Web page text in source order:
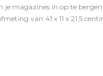
je magazines in op te
van 41 x 11 x 21,5